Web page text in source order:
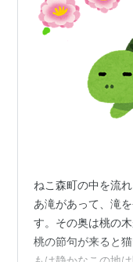
ねこ森町の中を流
あ滝があって、滝
す。その奥は桃の
桃の節句が来ると